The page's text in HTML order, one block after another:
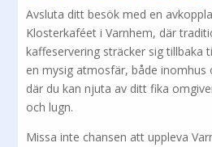
Avsluta ditt besök med en
Klosterkaféet i Varnhem, där
kaffeservering sträcker sig tillbaka
en mysig atmosfär, både inomhus
där du kan njuta av ditt fika
och lugn.
Missa inte chansen att uppleva